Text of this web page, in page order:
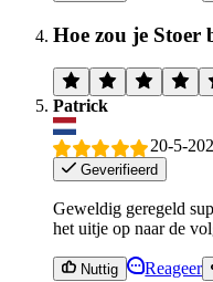
Hoe zou je Stoer
Patrick
20-5-
Geverifieerd
Geweldig geregeld
het uitje op naar de
Nuttig Reageer